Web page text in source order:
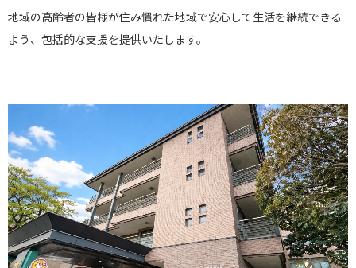
地域の高齢者の皆様が住み慣れた地域で安心して生活を継続できる
よう、包括的な支援を提供いたします。